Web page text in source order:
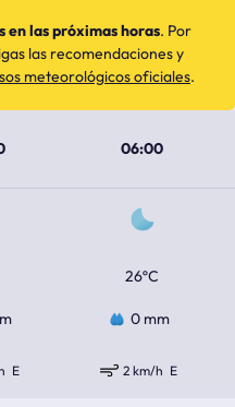
06:00
26ºC
0 mm
E 2 km/h E
las próximas horas. Por
las recomendaciones y
meteorológicos oficiales.